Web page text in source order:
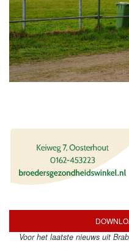
Voor het laatste nieuws uit